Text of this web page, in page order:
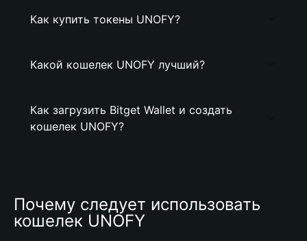
Как купить токены UNOFY?
Какой кошелек UNOFY лучший?
Как загрузить Bitget Wallet и создать
кошелек UNOFY?
Почему следует использовать
кошелек UNOFY